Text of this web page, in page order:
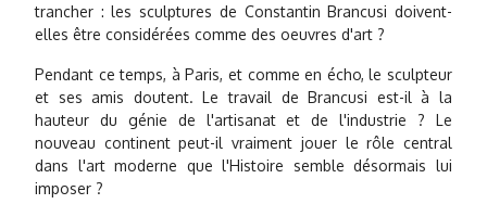
trancher : les sculptures de Constantin Brancusi doivent-
elles être considérées comme des oeuvres d'art ?
Pendant ce temps, à Paris, et comme en écho, le sculpteur
et ses amis doutent. Le travail de Brancusi est-il à la
hauteur du génie de l'artisanat et de l'industrie ? Le
nouveau continent peut-il vraiment jouer le rôle central
dans l'art moderne que l'Histoire semble désormais lui
imposer ?